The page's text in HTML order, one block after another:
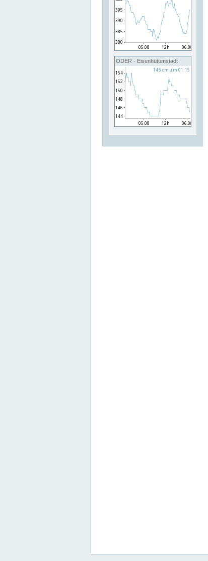
ODER - Eisenhüttenstadt